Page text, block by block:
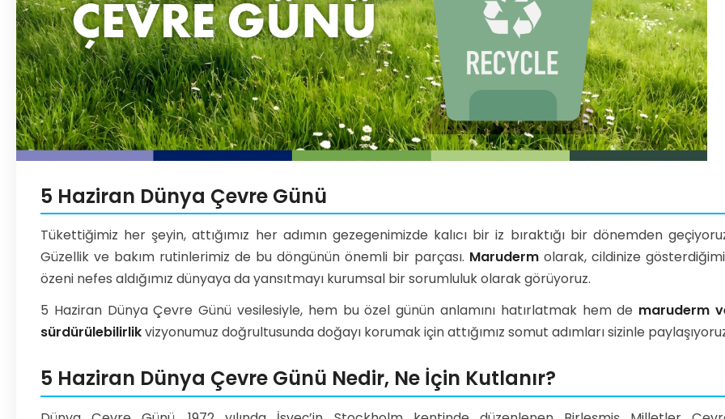
5 Haziran Dünya Çevre Günü
Tükettiğimiz her şeyin, attığımız her adımın gezegenimizde kalıcı bir iz bıraktığı bir dönemden
Güzellik ve bakım rutinlerimiz de bu döngünün önemli bir parçası. Maruderm olarak, cildinize
özeni nefes aldığımız dünyaya da yansıtmayı kurumsal bir sorumluluk olarak görüyoruz.
5 Haziran Dünya Çevre Günü vesilesiyle, hem bu özel günün anlamını hatırlatmak hem de maruderm
sürdürülebilirlikvizyonumuz doğrultusunda doğayı korumak için attığımız somut adımları sizinle
5 Haziran Dünya Çevre Günü Nedir, Ne İçin Kutlanır?